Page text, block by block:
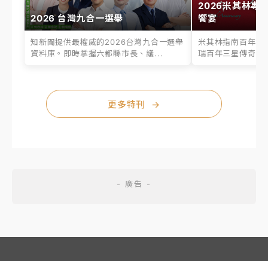
2026 台灣九合一選舉
知新聞提供最權威的2026台灣九合一選舉
資料庫。即時掌握六都縣市長、議...
2026米其林專
饗宴
米其林指南百年之
瑞百年三星傳奇、
更多特刊 →